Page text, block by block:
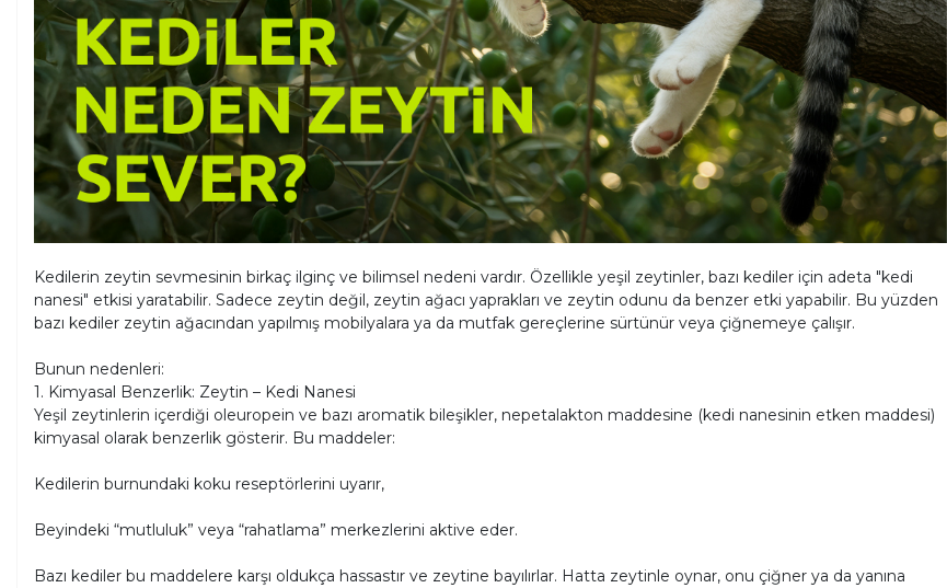
Kedilerin zeytin sevmesinin birkaç ilginç ve bilimsel nedeni vardır. Özellikle yeşil zeytinler, bazı kediler için adeta "kedi
nanesi" etkisi yaratabilir. Sadece zeytin değil, zeytin ağacı yaprakları ve zeytin odunu da benzer etki yapabilir. Bu yüzden
bazı kediler zeytin ağacından yapılmış mobilyalara ya da mutfak gereçlerine sürtünür veya çiğnemeye çalışır.
Bunun nedenleri:
1. Kimyasal Benzerlik: Zeytin – Kedi Nanesi
Yeşil zeytinlerin içerdiği oleuropein ve bazı aromatik bileşikler, nepetalakton maddesine (kedi nanesinin etken maddesi)
kimyasal olarak benzerlik gösterir. Bu maddeler:
Kedilerin burnundaki koku reseptörlerini uyarır,
Beyindeki “mutluluk” veya “rahatlama” merkezlerini aktive eder.
Bazı kediler bu maddelere karşı oldukça hassastır ve zeytine bayılırlar. Hatta zeytinle oynar, onu çiğner ya da yanına